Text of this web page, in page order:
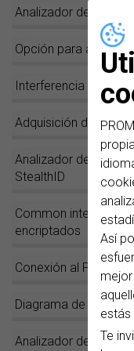
Así
estás
Te
Analizador de
Opción para análisis
Interferencia LTE en
Adquisición de datos
Analizador de
StealthID
Common interface:
encriptados
Conexión al PC
Diagrama de
Analizador de ecos